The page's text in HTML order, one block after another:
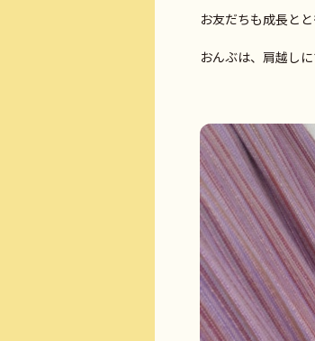
お友だちも成長と
おんぶは、肩越し